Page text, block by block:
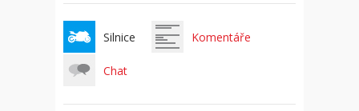
Silnice Komentáře
Chat